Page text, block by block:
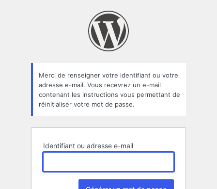
oublié
Merci de renseigner votre identifiant ou votre
adresse e-mail. Vous recevrez un e-mail
contenant les instructions vous permettant de
réinitialiser votre mot de passe.
Identifiant ou adresse e-mail